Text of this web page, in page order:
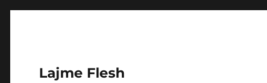
Lajme Flesh